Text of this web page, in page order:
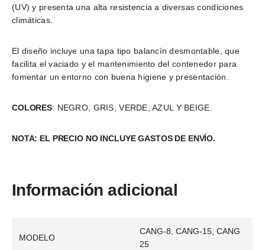
(UV) y presenta una alta resistencia a diversas condiciones
climáticas.
El diseño incluye una tapa tipo balancín desmontable, que
facilita el vaciado y el mantenimiento del contenedor para
fomentar un entorno con buena higiene y presentación.
COLORES: NEGRO, GRIS, VERDE, AZUL Y BEIGE.
NOTA: EL PRECIO NO INCLUYE GASTOS DE ENVÍO.
Información adicional
MODELO
CANG-8, CANG-15, CANG
25